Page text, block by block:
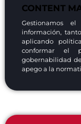
CONTENT
Gestionamos
información,
aplicando
conformar el
gobernabilidad
apego a la